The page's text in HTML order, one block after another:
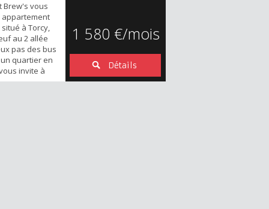
Brew's vous
à Torcy,
au 2 allée
pas des bus
un quartier en
invite à
sur ma
1 580 €/mois
Détails